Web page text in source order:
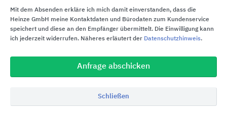
BLÜCHER Germany
Mit dem Absenden erkläre ich mich damit einverstanden, dass die
Heinze GmbH meine Kontaktdaten und Bürodaten zum Kundenservice
speichert und diese an den Empfänger übermittelt. Die Einwilligung kann
ich jederzeit widerrufen. Näheres erläutert der Datenschutzhinweis.
Anfrage abschicken
Schließen